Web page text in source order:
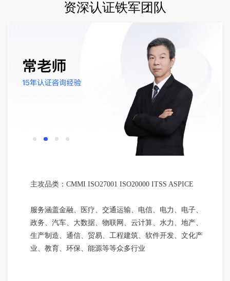
资深认证铁军团队
主攻品类：CMMI ISO27001 ISO20000 ITSS ASPICE
服务涵盖金融、医疗、交通运输、电信、电力、电子、
政务、汽车、大数据、物联网、云计算、水力、地产、
生产制造、通信、贸易、工程建筑、软件开发、文化产
业、教育、环保、能源等等众多行业